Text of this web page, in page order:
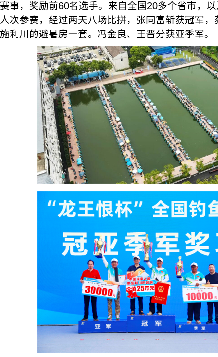
赛事，奖励前60名选手。来自全国20多个省市，
人次参赛，经过两天八场比拼，张同富斩获冠军
施利川的避暑房一套。冯金良、王晋分获亚季军。